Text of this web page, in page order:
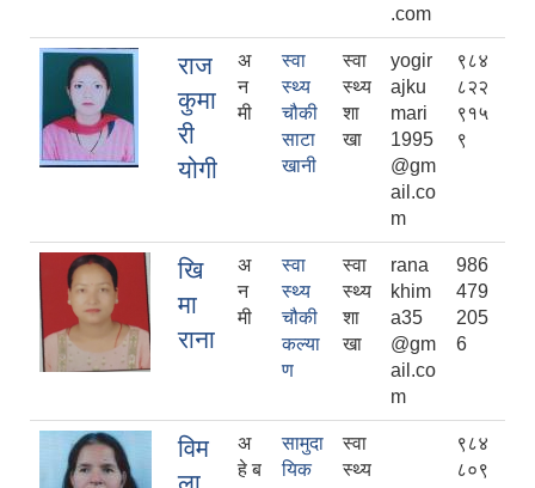
.com
राज
कुमा
री
योगी
अ
न
मी
स्वा
स्थ्य
चौकी
साटा
खानी
स्वा
स्थ्य
शा
खा
yogir
ajku
mari
1995
@gm
ail.co
m
९८४
८२२
९१५
९
खि
मा
राना
अ
न
मी
स्वा
स्थ्य
चौकी
कल्या
ण
स्वा
स्थ्य
शा
खा
rana
khim
a35
@gm
ail.co
m
986
479
205
6
विम
अ
हे ब
सामुदा
यिक
स्वा
स्थ्य
९८४
८०९